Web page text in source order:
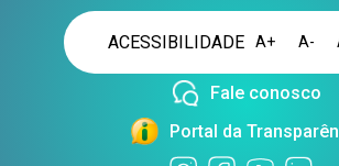
ACESSIBILIDADE A+ A-
Fale conosco
Portal da